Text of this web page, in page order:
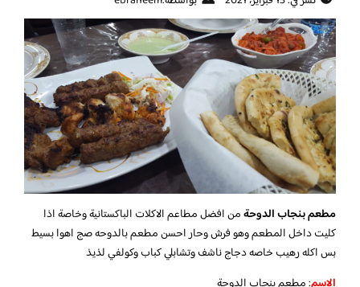
مطعم بنجاب الدوحةمن افضل مطاعم الاكلات الباكستانية وخاصة اذا
كليت داخل المطعم وهو فرش وحار احسن مطعم بالدوحه صج اهوا بسيط
بس اكله رهيب خاصه دجاج ناشف وتشابلي كباب وكولفي لذيذ